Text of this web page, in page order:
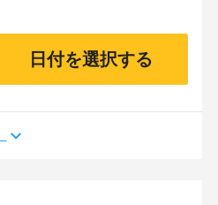
日付を選択する